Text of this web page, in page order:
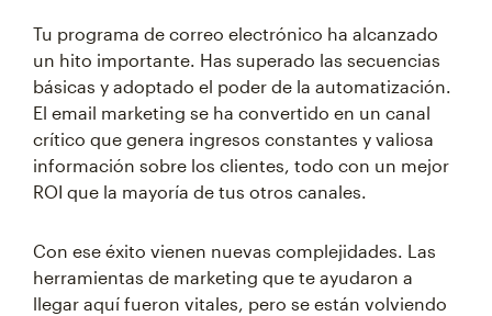
Tu programa de correo electrónico ha alcanzado
un hito importante. Has superado las secuencias
básicas y adoptado el poder de la automatización.
El email marketing se ha convertido en un canal
crítico que genera ingresos constantes y valiosa
información sobre los clientes, todo con un mejor
ROI que la mayoría de tus otros canales.
Con ese éxito vienen nuevas complejidades. Las
herramientas de marketing que te ayudaron a
llegar aquí fueron vitales, pero se están volviendo